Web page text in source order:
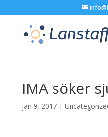
IMA söker
jan 9, 2017|